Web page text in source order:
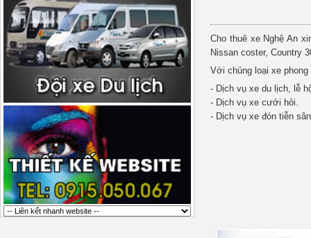
Cho thuê xe Nghệ An
Nissan coster, Country
Với chủng loại xe
- Dịch vụ xe du lịch, lễ
- Dịch vụ xe cưới hỏi.
- Dịch vụ xe đón tiễn